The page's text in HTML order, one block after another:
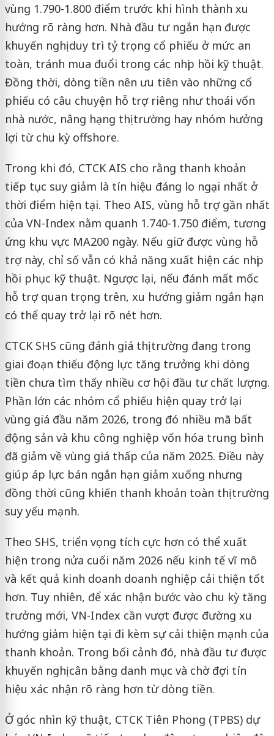
vùng 1.790-1.800 điểm trước khi hình thành xu
hướng rõ ràng hơn. Nhà đầu tư ngắn hạn được
khuyến nghị duy trì tỷ trọng cổ phiếu ở mức an
toàn, tránh mua đuổi trong các nhịp hồi kỹ thuật.
Đồng thời, dòng tiền nên ưu tiên vào những cổ
phiếu có câu chuyện hỗ trợ riêng như thoái vốn
nhà nước, nâng hạng thị trường hay nhóm hưởng
lợi từ chu kỳ offshore.
Trong khi đó, CTCK AIS cho rằng thanh khoản
tiếp tục suy giảm là tín hiệu đáng lo ngại nhất ở
thời điểm hiện tại. Theo AIS, vùng hỗ trợ gần nhất
của VN-Index nằm quanh 1.740-1.750 điểm, tương
ứng khu vực MA200 ngày. Nếu giữ được vùng hỗ
trợ này, chỉ số vẫn có khả năng xuất hiện các nhịp
hồi phục kỹ thuật. Ngược lại, nếu đánh mất mốc
hỗ trợ quan trọng trên, xu hướng giảm ngắn hạn
có thể quay trở lại rõ nét hơn.
CTCK SHS cũng đánh giá thị trường đang trong
giai đoạn thiếu động lực tăng trưởng khi dòng
tiền chưa tìm thấy nhiều cơ hội đầu tư chất lượng.
Phần lớn các nhóm cổ phiếu hiện quay trở lại
vùng giá đầu năm 2026, trong đó nhiều mã bất
động sản và khu công nghiệp vốn hóa trung bình
đã giảm về vùng giá thấp của năm 2025. Điều này
giúp áp lực bán ngắn hạn giảm xuống nhưng
đồng thời cũng khiến thanh khoản toàn thị trường
suy yếu mạnh.
Theo SHS, triển vọng tích cực hơn có thể xuất
hiện trong nửa cuối năm 2026 nếu kinh tế vĩ mô
và kết quả kinh doanh doanh nghiệp cải thiện tốt
hơn. Tuy nhiên, để xác nhận bước vào chu kỳ tăng
trưởng mới, VN-Index cần vượt được đường xu
hướng giảm hiện tại đi kèm sự cải thiện mạnh của
thanh khoản. Trong bối cảnh đó, nhà đầu tư được
khuyến nghị cân bằng danh mục và chờ đợi tín
hiệu xác nhận rõ ràng hơn từ dòng tiền.
Ở góc nhìn kỹ thuật, CTCK Tiên Phong (TPBS) dự